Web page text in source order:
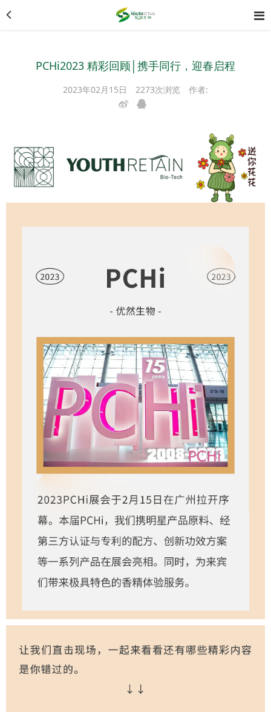
PCHi2023 精彩回顾│携手同行，迎春启程
2023年02月15日 2273次浏览 作者: